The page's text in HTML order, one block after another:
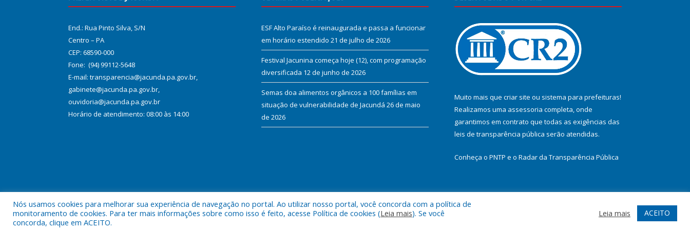
End.: Rua Pinto Silva, S/N
Centro – PA
CEP: 68590-000
Fone: (94) 99112-5648
E-mail: transparencia@jacunda.pa.gov.br,
gabinete@jacunda.pa.gov.br,
ouvidoria@jacunda.pa.gov.br
Horário de atendimento: 08:00 às 14:00
ESF Alto Paraíso é reinaugurada e passa a funcionar
em horário estendido 21 de julho de 2026
Festival Jacunina começa hoje (12), com programação
diversificada 12 de junho de 2026
Semas doa alimentos orgânicos a 100 famílias em
situação de vulnerabilidade de Jacundá 26 de maio
de 2026
Muito mais que criar site ou sistema para prefeituras!
Realizamos uma assessoria completa, onde
garantimos em contrato que todas as exigências das
leis de transparência pública serão atendidas.
Conheça o PNTP e o Radar da Transparência Pública
Todos os direitos reservados a Prefeitura Municipal de Jacundá. Mapa do Site Acessar Webmail
Nós usamos cookies para melhorar sua experiência de navegação no portal. Ao utilizar nosso portal, você concorda com a política de
monitoramento de cookies. Para ter mais informações sobre como isso é feito, acesse Política de cookies (Leia mais). Se você
concorda, clique em ACEITO.
Leia mais ACEITO